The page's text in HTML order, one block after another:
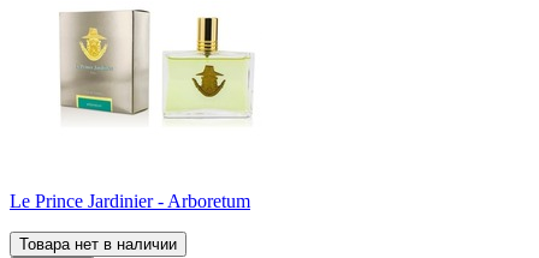
Le Prince Jardinier - Arboretum
Товара нет в наличии